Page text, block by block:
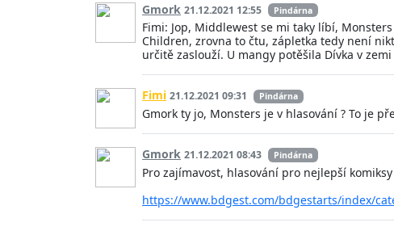
Gmork 21.12.2021 12:55 Pindárna
Fimi: Jop, Middlewest se mi taky líbí,
Children, zrovna to čtu, zápletka tedy není
určitě zaslouží. U mangy potěšila Dívka v
Fimi 21.12.2021 09:31 Pindárna
Gmork ty jo, Monsters je v hlasování ? To je
Gmork 21.12.2021 08:43 Pindárna
Pro zajímavost, hlasování pro nejlepší
https://www.bdgest.com/bdgestarts/index/